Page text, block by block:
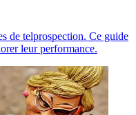
de telprospection. Ce guide
leur performance.